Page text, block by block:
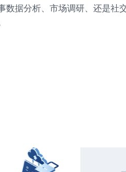
数据分析、市场调研、还是社